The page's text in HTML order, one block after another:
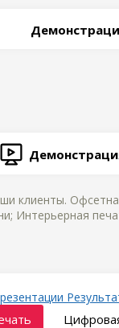
клиенты.
Интерьерная